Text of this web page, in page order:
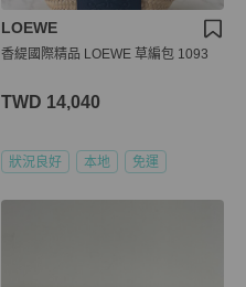
LOEWE
香緹國際精品 LOEWE 草編包 1093
TWD 14,040
狀況良好 本地 免運